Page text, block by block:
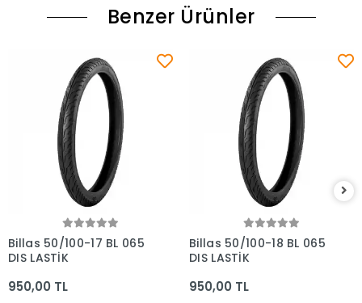
Benzer Ürünler
Billas 50/100-17 BL 065
DIŞ LASTİK
950,00 TL
Billas 50/100-18 BL 065
DIŞ LASTİK
950,00 TL